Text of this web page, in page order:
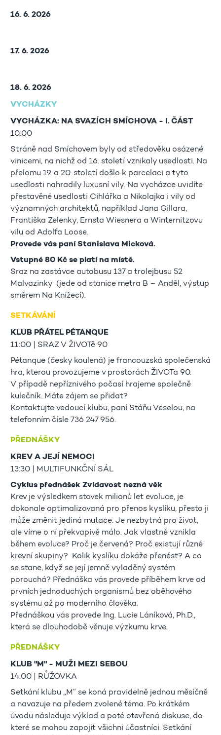
16. 6. 2026
17. 6. 2026
18. 6. 2026
VYCHÁZKY
VYCHÁZKA: NA SVAZÍCH SMÍCHOVA - I. ČÁST
10:00
Stráně nad Smíchovem byly od středověku osázené
vinicemi, na nichž od 16. století vznikaly usedlosti. Na
přelomu 19. a 20. století došlo k parcelaci a tyto
usedlosti nahradily luxusní vily. Na vycházce uvidíte
přestavěné usedlosti Cihlářka a Nikolajka i vily od
významných architektů, například Jana Gillara,
Františka Zelenky, Ernsta Wiesnera a Winternitzovu
vilu od Adolfa Loose.
Provede vás paní Stanislava Micková.
Vstupné 80 Kč se platí na místě.
Sraz na zastávce autobusu 137 a trolejbusu 52
Malvazinky (jede od stanice metra B – Anděl, výstup
směrem Na Knížecí).
SETKÁVÁNÍ
KLUB PŘÁTEL PÉTANQUE
11:00 | SRAZ V ŽIVOTě 90
Pétanque (česky koulená) je francouzská společenská
hra, kterou provozujeme v prostorách ŽIVOTa 90.
V případě nepříznivého počasí hrajeme společně
kulečník. Máte zájem se přidat?
Kontaktujte vedoucí klubu, paní Stáňu Veselou, na
telefonním čísle 736 247 956.
PŘEDNÁŠKY
KREV A JEJÍ NEMOCI
13:30 | MULTIFUNKČNÍ SÁL
Cyklus přednášek Zvídavost nezná věk
Krev je výsledkem stovek milionů let evoluce, je
dokonale optimalizovaná pro přenos kyslíku, přesto ji
může změnit jediná mutace. Je nezbytná pro život,
ale víme o ní překvapivě málo. Jak vlastně vznikla
během evoluce? Proč je červená? Proč existují různé
krevní skupiny? Kolik kyslíku dokáže přenést? A co
se stane, když se její jemně vyladěný systém
porouchá? Přednáška vás provede příběhem krve od
prvních jednoduchých organismů bez oběhového
systému až po moderního člověka.
Přednáškou vás provede Ing. Lucie Láníková, Ph.D.,
která se dlouhodobě věnuje výzkumu krve.
PŘEDNÁŠKY
KLUB "M" - MUŽI MEZI SEBOU
14:00 | RŮŽOVKA
Setkání klubu „M“ se koná pravidelně jednou měsíčně
a navazuje na předem zvolené téma. Po krátkém
úvodu následuje výklad a poté otevřená diskuse, do
které se mohou zapojit všichni účastníci. Setkání